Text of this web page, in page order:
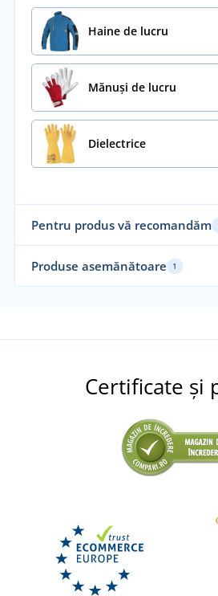
Haine de lucru
Mănuși de lucru
Dielectrice
Pentru produs vă recomandăm
LIVRARE ÎN 7 ZILE
Produse asemănătoare 1
Mănuși antistatice ANSELL
Certificate și